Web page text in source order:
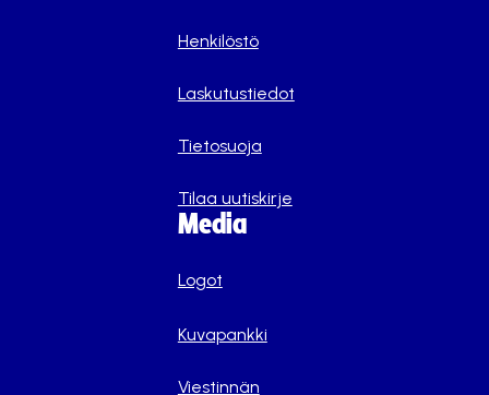
Henkilöstö
Laskutustiedot
Tietosuoja
Tilaa uutiskirje
Media
Logot
Kuvapankki
Viestinnän